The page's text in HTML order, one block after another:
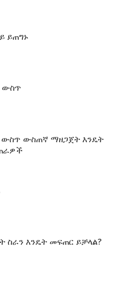
ይጠግኑ
ውስጥ
ውስጥ ውስጠኛ ማዘጋጀት እንዴት
ስራን እንዴት መፍጠር ይቻላል?